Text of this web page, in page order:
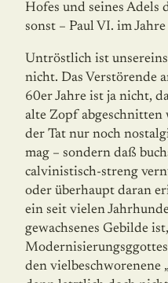
Hofes und seines Adels
sonst – Paul VI. im
Untröstlich ist
nicht. Das Verstörende
60er Jahre ist ja nicht,
alte Zopf abgeschnitten
der Tat nur noch
mag – sondern daß
calvinistisch-streng
oder überhaupt daran
ein seit vielen
gewachsenes Gebilde
den vielbeschworenene